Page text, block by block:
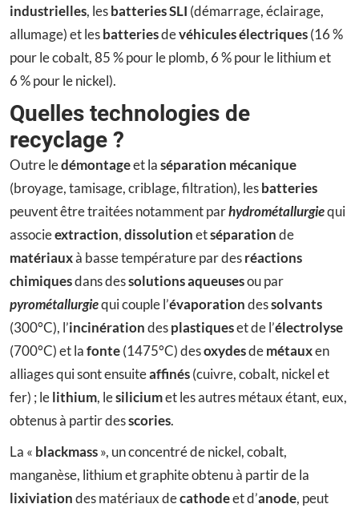
industrielles, lesbatteries SLI (démarrage, éclairage,
allumage) et lesbatteriesdevéhicules électriques(16 %
pour le cobalt, 85 % pour le plomb, 6 % pour le lithium et
6 % pour le nickel).
Quelles technologies de
recyclage ?
Outre ledémontageet laséparation mécanique
(broyage, tamisage, criblage, filtration), lesbatteries
peuvent être traitées notamment parhydrométallurgiequi
associeextraction,dissolutionetséparationde
matériauxà basse température par desréactions
chimiquesdans dessolutions aqueusesou par
pyrométallurgiequi couple l’évaporationdessolvants
(300°C), l’incinérationdesplastiqueset de l’électrolyse
(700°C) et lafonte(1475°C) desoxydesdemétauxen
alliages qui sont ensuiteaffinés(cuivre, cobalt, nickel et
fer) ; lelithium, lesiliciumet les autres métaux étant, eux,
obtenus à partir desscories.
La « blackmass», un concentré de nickel, cobalt,
manganèse, lithium et graphite obtenu à partir de la
lixiviationdes matériaux decathodeet d’anode, peut